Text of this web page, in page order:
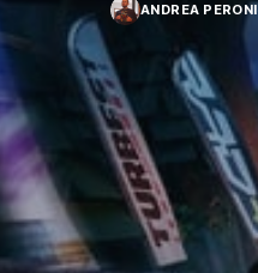
ANDREA PERONI